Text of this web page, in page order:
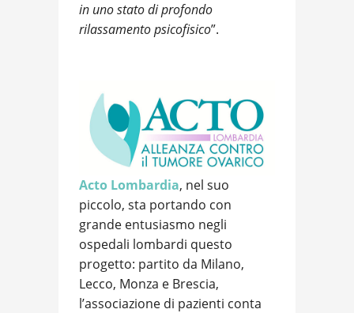
in uno stato di profondo
rilassamento psicofisico”.
Acto Lombardia, nel suo
piccolo, sta portando con
grande entusiasmo negli
ospedali lombardi questo
progetto: partito da Milano,
Lecco, Monza e Brescia,
l’associazione di pazienti conta